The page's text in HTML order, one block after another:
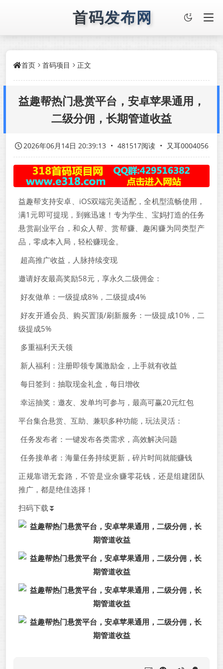
首码发布网
首页 首码项目 正文
益趣帮热门悬赏平台，安卓苹果通用，
二级分佣，长期管道收益
2026年06月14日 20:39:13 • 481517阅读 • 又耳0004056
益趣帮支持安卓、iOS双端完美适配，全机型流畅使用，
满1元即可提现，到账迅速！专为学生、宝妈打造的任务
悬赏副业平台，和众人帮、赏帮赚、趣闲赚为同类型产
品，零成本入局，轻松赚现金。
超高推广收益，人脉持续变现
邀请好友最高奖励58元，享永久二级佣金：
好友做单：一级提成8%，二级提成4%
好友开通会员、购买置顶/刷新服务：一级提成10%，二
级提成5%
多重福利天天领
新人福利：注册即领专属激励金，上手就有收益
每日签到：抽取现金礼盒，每日增收
幸运抽奖：邀友、发单均可参与，最高可赢20元红包
平台集合悬赏、互助、兼职多种功能，玩法灵活：
任务发布者：一键发布各类需求，高效解决问题
任务接单者：海量任务持续更新，碎片时间就能赚钱
正规靠谱无套路，不管是业余赚零花钱，还是组建团队
推广，都是绝佳选择！
扫码下载⏬